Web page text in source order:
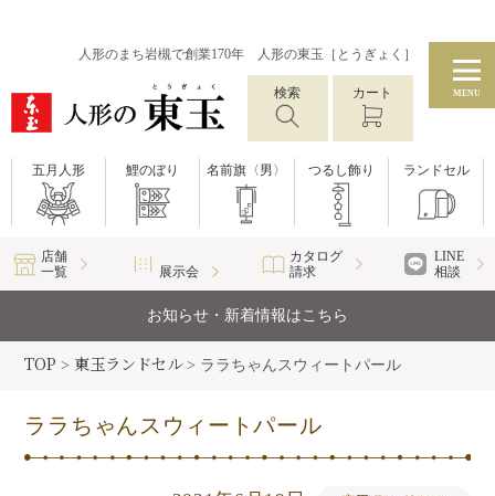
人形のまち岩槻で創業170年 人形の東玉［とうぎょく］
検索 カート MENU
五月人形 鯉のぼり 名前旗〈男〉 つるし飾り ランドセル
店舗
一覧
展示会
カタログ
請求
LINE
相談
お知らせ・新着情報はこちら
TOP > 東玉ランドセル> ララちゃんスウィートパール
ララちゃんスウィートパール